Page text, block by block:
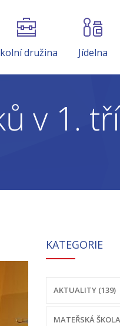
družina Jídelna
v 1.
KATEGORIE
AKTUALITY (139)
MATEŘSKÁ